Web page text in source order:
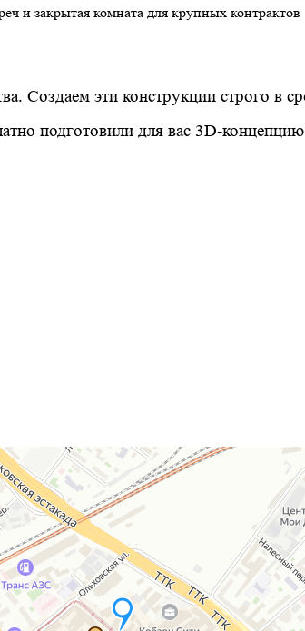
и закрытая комната для крупных контрактов
Создаем эти конструкции строго в
подготовили для вас 3D-